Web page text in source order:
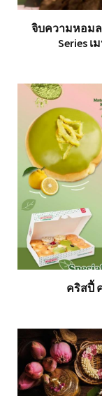
จิบความหอมล
Series
คริสปี้